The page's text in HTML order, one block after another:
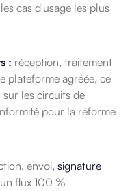
cas d'usage les plus
: réception, traitement
plateforme agréée, ce
les circuits de
pour la réforme
envoi, signature
flux 100 %